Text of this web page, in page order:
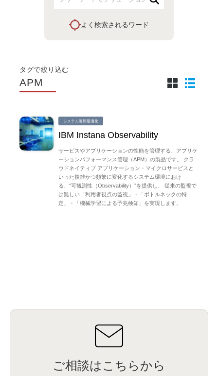
よく検索されるワード
タグで絞り込む
APM
システム運用最適化
IBM Instana Observability
サービスやアプリケーションの性能を管理する、アプリケ
ーションパフォーマンス管理（APM）の製品です。 クラ
ウドネイティブ アプリケーション・マイクロサービスと
いった複雑かつ頻繁に変化するシステム環境におけ
る、“可観測性（Observability）”を提供し、 従来の監視で
は難しい「利用者視点の監視」・「ボトルネックの特
定」・「機械学習による予兆検知」を実現します。
ご相談はこちらから